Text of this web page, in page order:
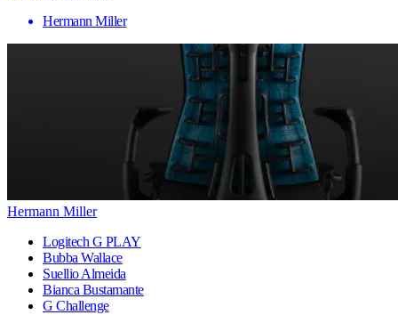
Hermann Miller
Hermann Miller
Logitech G PLAY
Bubba Wallace
Suellio Almeida
Bianca Bustamante
G Challenge